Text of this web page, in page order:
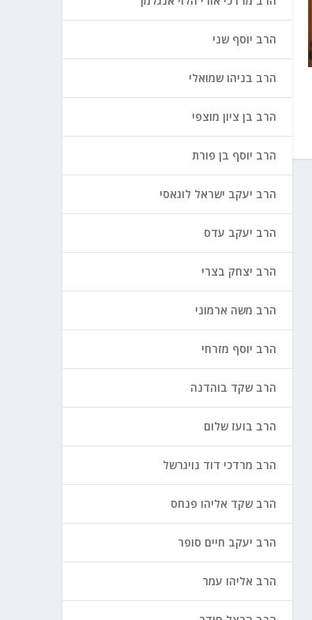
הרב יוסף שני
הרב בניהו שמואלי
הרב בן ציון מוצפי
הרב יוסף בן פורת
הרב יעקב ישראל לוגאסי
הרב יעקב עדס
הרב יצחק בצרי
הרב משה ארמוני
הרב יוסף מזרחי
הרב שקד בוהדנה
הרב בועז שלום
הרב מרדכי דוד נויגרשל
הרב שקד אליהו פנחס
הרב יעקב חיים סופר
הרב אליהו עמר